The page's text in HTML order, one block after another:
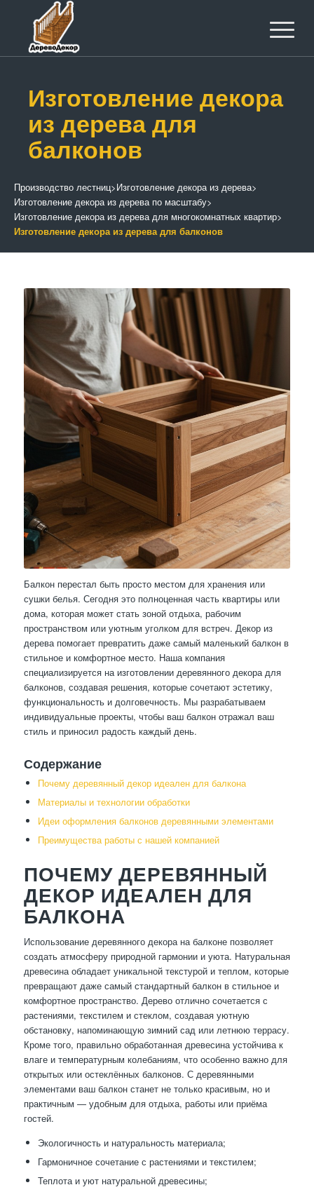
Изготовление декора
из дерева для
балконов
Производство лестниц>Изготовление декора из дерева>
Изготовление декора из дерева по масштабу>
Изготовление декора из дерева для многокомнатных квартир>
Изготовление декора из дерева для балконов
Балкон перестал быть просто местом для хранения или
сушки белья. Сегодня это полноценная часть квартиры или
дома, которая может стать зоной отдыха, рабочим
пространством или уютным уголком для встреч. Декор из
дерева помогает превратить даже самый маленький балкон в
стильное и комфортное место. Наша компания
специализируется на изготовлении деревянного декора для
балконов, создавая решения, которые сочетают эстетику,
функциональность и долговечность. Мы разрабатываем
индивидуальные проекты, чтобы ваш балкон отражал ваш
стиль и приносил радость каждый день.
Содержание
Почему деревянный декор идеален для балкона
Материалы и технологии обработки
Идеи оформления балконов деревянными элементами
Преимущества работы с нашей компанией
ПОЧЕМУ ДЕРЕВЯННЫЙ
ДЕКОР ИДЕАЛЕН ДЛЯ
БАЛКОНА
Использование деревянного декора на балконе позволяет
создать атмосферу природной гармонии и уюта. Натуральная
древесина обладает уникальной текстурой и теплом, которые
превращают даже самый стандартный балкон в стильное и
комфортное пространство. Дерево отлично сочетается с
растениями, текстилем и стеклом, создавая уютную
обстановку, напоминающую зимний сад или летнюю террасу.
Кроме того, правильно обработанная древесина устойчива к
влаге и температурным колебаниям, что особенно важно для
открытых или остеклённых балконов. С деревянными
элементами ваш балкон станет не только красивым, но и
практичным — удобным для отдыха, работы или приёма
гостей.
Экологичность и натуральность материала;
Гармоничное сочетание с растениями и текстилем;
Теплота и уют натуральной древесины;